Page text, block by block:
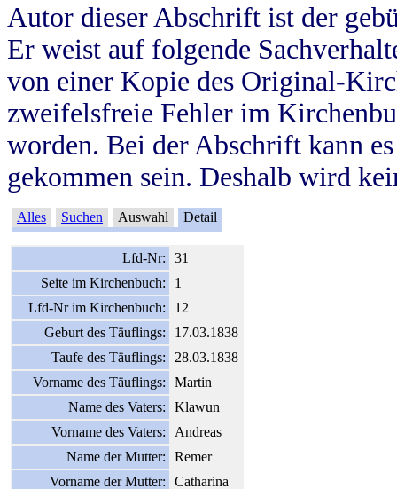
Autor dieser Abschrift ist der
Er weist auf folgende
von einer Kopie des Original-
zweifelsfreie Fehler im
worden. Bei der Abschrift kann
gekommen sein. Deshalb wird
Alles Suchen Auswahl Detail
Lfd-Nr:
31
Seite im Kirchenbuch:
1
Lfd-Nr im Kirchenbuch:
12
Geburt des Täuflings:
17.03.1838
Taufe des Täuflings:
28.03.1838
Vorname des Täuflings:
Martin
Name des Vaters:
Klawun
Vorname des Vaters:
Andreas
Name der Mutter:
Remer
Vorname der Mutter:
Catharina